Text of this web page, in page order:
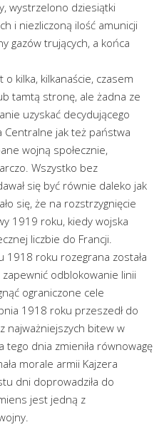
wystrzelono dziesiątki
i niezliczoną ilość amunicji
gazów trujących, a końca
kilka, kilkanaście, czasem
tamtą stronę, ale żadna ze
uzyskać decydującego
Centralne jak też państwa
wojną społecznie,
Wszystko bez
się być równie daleko jak
się, że na rozstrzygnięcie
1919 roku, kiedy wojska
liczbie do Francji.
1918 roku rozegrana została
odblokowanie linii
ograniczone cele
1918 roku przeszedł do
najważniejszych bitew w
dnia zmieniła równowagę
morale armii Kajzera
dni doprowadziła do
jest jedną z